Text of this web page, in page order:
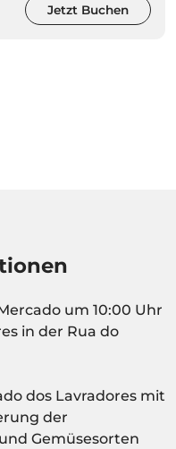
Jetzt Buchen
um 10:00 Uhr
in der Rua do
dos Lavradores mit
der
Gemüsesorten